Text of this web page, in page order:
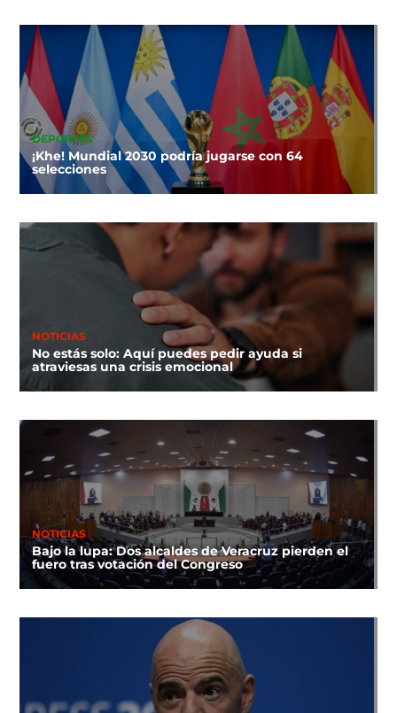
DEPORTES
¡Khe! Mundial 2030 podría jugarse con 64
selecciones
NOTICIAS
No estás solo: Aquí puedes pedir ayuda si
atraviesas una crisis emocional
NOTICIAS
Bajo la lupa: Dos alcaldes de Veracruz pierden el
fuero tras votación del Congreso